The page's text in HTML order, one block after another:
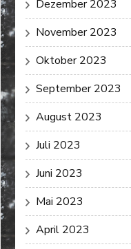
Dezember 2023
November 2023
Oktober 2023
September 2023
August 2023
Juli 2023
Juni 2023
Mai 2023
April 2023